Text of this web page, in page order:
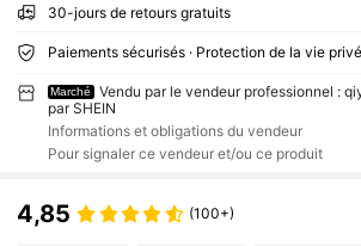
30-jours de retours gratuits
Paiements sécurisés · Protection de la vie
Marché
Vendu par le vendeur professionnel :
par SHEIN
Informations et obligations du vendeur
Pour signaler ce vendeur et/ou ce produit
4,85 (100+)